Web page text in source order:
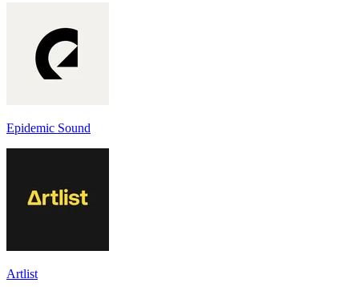
Epidemic Sound
Artlist